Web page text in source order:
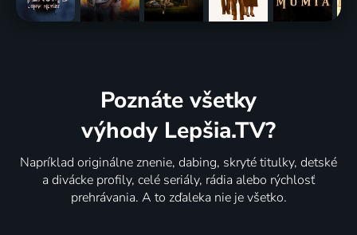
Poznáte všetky
výhody Lepšia.TV?
Napríklad originálne znenie, dabing, skryté titulky, detské
a divácke profily, celé seriály, rádia alebo rýchlosť
prehrávania. A to zďaleka nie je všetko.